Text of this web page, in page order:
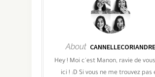
About CANNELLECORIANDRE
Hey ! Moi c'est Manon, ravie de
ici ! :D Si vous ne me trouvez pas